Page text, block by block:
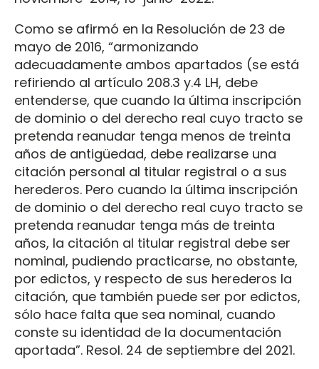
Como se afirmó en la Resolución de 23 de
mayo de 2016, “armonizando
adecuadamente ambos apartados (se está
refiriendo al artículo 208.3 y.4 LH, debe
entenderse, que cuando la última inscripción
de dominio o del derecho real cuyo tracto se
pretenda reanudar tenga menos de treinta
años de antigüedad, debe realizarse una
citación personal al titular registral o a sus
herederos. Pero cuando la última inscripción
de dominio o del derecho real cuyo tracto se
pretenda reanudar tenga más de treinta
años, la citación al titular registral debe ser
nominal, pudiendo practicarse, no obstante,
por edictos, y respecto de sus herederos la
citación, que también puede ser por edictos,
sólo hace falta que sea nominal, cuando
conste su identidad de la documentación
aportada”. Resol. 24 de septiembre del 2021.